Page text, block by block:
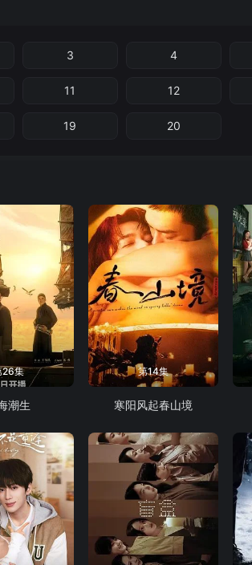
3 4
11 12
19 20
26集
潮生
第14集
寒阳风起春山境